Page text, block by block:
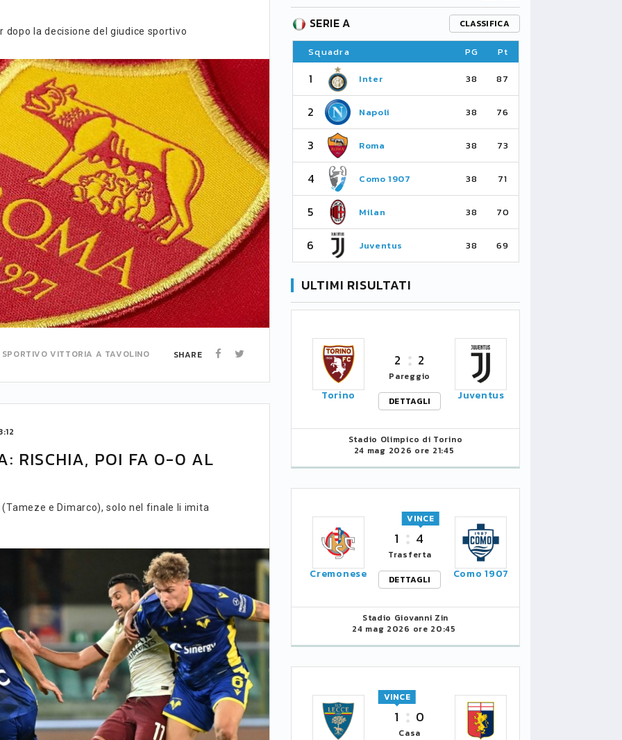
dopo la decisione del giudice sportivo
SPORTIVO VITTORIA A TAVOLINO SHARE
RISCHIA, POI FA 0-0 AL
e Dimarco), solo nel finale li imita
67
61
SERIE B
1 Parma 38
2 Como 1907 38
3 Venezia 38 70
4 Cremonese 38 67
5 Catanzaro 38 60
6 Palermo 38 56
SERIE A CLASSIFICA
Squadra PG Pt
1 Inter 38 87
2 Napoli 38 76
3 Roma 38 73
4 Como 1907 38 71
5 Milan 38 70
6 Juventus 38 69
ULTIMI RISULTATI
Torino
2 2
Pareggio
DETTAGLI
Juventus
Stadio Olimpico di Torino
24 mag 2026 ore 21:45
Cremonese
1 4
VINCE
Trasferta
DETTAGLI
Como 1907
Stadio Giovanni Zin
24 mag 2026 ore 20:45
1
VINCE
0
Casa